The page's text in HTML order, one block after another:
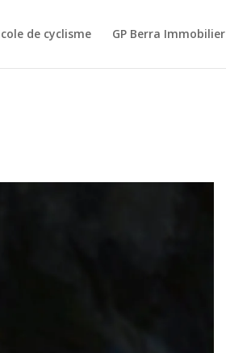
de cyclisme GP Berra Immobilier